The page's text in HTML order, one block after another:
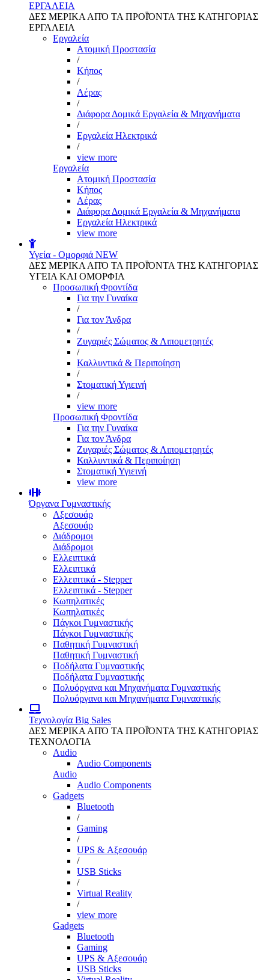
ΕΡΓΑΛΕΙΑ
ΔΕΣ ΜΕΡΙΚΑ ΑΠΌ ΤΑ ΠΡΟΪΌΝΤΑ ΤΗΣ ΚΑΤΗΓΟΡΙΑΣ
ΕΡΓΑΛΕΙΑ
Εργαλεία
Aτομική Προστασία
/
Kήπος
/
Αέρας
/
Διάφορα Δομικά Εργαλεία & Μηχανήματα
/
Εργαλεία Ηλεκτρικά
/
view more
Εργαλεία
Aτομική Προστασία
Kήπος
Αέρας
Διάφορα Δομικά Εργαλεία & Μηχανήματα
Εργαλεία Ηλεκτρικά
view more
Υγεία - Ομορφιά NEW
ΔΕΣ ΜΕΡΙΚΑ ΑΠΌ ΤΑ ΠΡΟΪΌΝΤΑ ΤΗΣ ΚΑΤΗΓΟΡΙΑΣ
ΥΓΕΙΑ ΚΑΙ ΟΜΟΡΦΙΑ
Προσωπική Φροντίδα
Για την Γυναίκα
/
Για τον Άνδρα
/
Ζυγαριές Σώματος & Λιπομετρητές
/
Καλλυντικά & Περιποίηση
/
Στοματική Υγιεινή
/
view more
Προσωπική Φροντίδα
Για την Γυναίκα
Για τον Άνδρα
Ζυγαριές Σώματος & Λιπομετρητές
Καλλυντικά & Περιποίηση
Στοματική Υγιεινή
view more
Όργανα Γυμναστικής
Αξεσουάρ
Αξεσουάρ
Διάδρομοι
Διάδρομοι
Ελλειπτικά
Ελλειπτικά
Ελλειπτικά - Stepper
Ελλειπτικά - Stepper
Κωπηλατικές
Κωπηλατικές
Πάγκοι Γυμναστικής
Πάγκοι Γυμναστικής
Παθητική Γυμναστική
Παθητική Γυμναστική
Ποδήλατα Γυμναστικής
Ποδήλατα Γυμναστικής
Πολυόργανα και Μηχανήματα Γυμναστικής
Πολυόργανα και Μηχανήματα Γυμναστικής
Τεχνολογία Big Sales
ΔΕΣ ΜΕΡΙΚΑ ΑΠΌ ΤΑ ΠΡΟΪΌΝΤΑ ΤΗΣ ΚΑΤΗΓΟΡΙΑΣ
ΤΕΧΝΟΛΟΓΙΑ
Audio
Audio Components
Audio
Audio Components
Gadgets
Bluetooth
/
Gaming
/
UPS & Αξεσουάρ
/
USB Sticks
/
Virtual Reality
/
view more
Gadgets
Bluetooth
Gaming
UPS & Αξεσουάρ
USB Sticks